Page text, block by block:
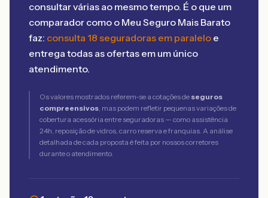
consultar várias ao mesmo tempo. É o que um
comparador como o Meu Seguro Mais Barato
faz: consulta 18 seguradoras em paralelo e
entrega todas as ofertas em um único
atendimento.
Os valores mostrados referem-se a cotações de seguros
compreensivos, mas podem refletir pequenas variações de
cobertura acessória entre seguradoras — como assistência
24h, reposição de vidros, carro reserva e franquias. A análise
detalhada de cada proposta é feita por nossos corretores
durante o atendimento.